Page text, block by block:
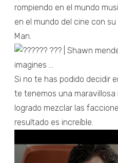
rompiendo en el mundo
en el mundo del cine con
Man.
Si no te has podido decidir
te tenemos una
logrado mezclar las
resultado es increíble.